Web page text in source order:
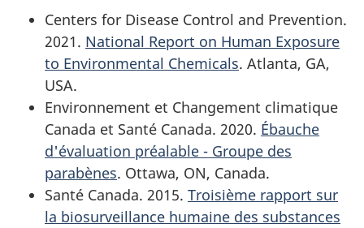
Centers for Disease Control and Prevention.
2021. National Report on Human Exposure
to Environmental Chemicals. Atlanta, GA,
USA.
Environnement et Changement climatique
Canada et Santé Canada. 2020. Ébauche
d'évaluation préalable - Groupe des
parabènes. Ottawa, ON, Canada.
Santé Canada. 2015. Troisième rapport sur
la biosurveillance humaine des substances